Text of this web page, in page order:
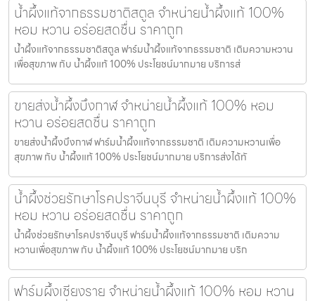
น้ำผึ้งแท้จากธรรมชาติสตูล จำหน่ายน้ำผึ้งแท้ 100%
หอม หวาน อร่อยสดชื่น ราคาถูก
น้ำผึ้งแท้จากธรรมชาติสตูล ฟาร์มน้ำผึ้งแท้จากธรรมชาติ เติมความหวาน
เพื่อสุขภาพ กับ น้ำผึ้งแท้ 100% ประโยชน์มากมาย บริการส่
ขายส่งน้ำผึ้งบึงกาฬ จำหน่ายน้ำผึ้งแท้ 100% หอม
หวาน อร่อยสดชื่น ราคาถูก
ขายส่งน้ำผึ้งบึงกาฬ ฟาร์มน้ำผึ้งแท้จากธรรมชาติ เติมความหวานเพื่อ
สุขภาพ กับ น้ำผึ้งแท้ 100% ประโยชน์มากมาย บริการส่งได้ทั
น้ำผึ้งช่วยรักษาโรคปราจีนบุรี จำหน่ายน้ำผึ้งแท้ 100%
หอม หวาน อร่อยสดชื่น ราคาถูก
น้ำผึ้งช่วยรักษาโรคปราจีนบุรี ฟาร์มน้ำผึ้งแท้จากธรรมชาติ เติมความ
หวานเพื่อสุขภาพ กับ น้ำผึ้งแท้ 100% ประโยชน์มากมาย บริก
ฟาร์มผึ้งเชียงราย จำหน่ายน้ำผึ้งแท้ 100% หอม หวาน